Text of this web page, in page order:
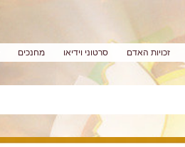
זכויות האדם סרטוני וידיאו מחנכים